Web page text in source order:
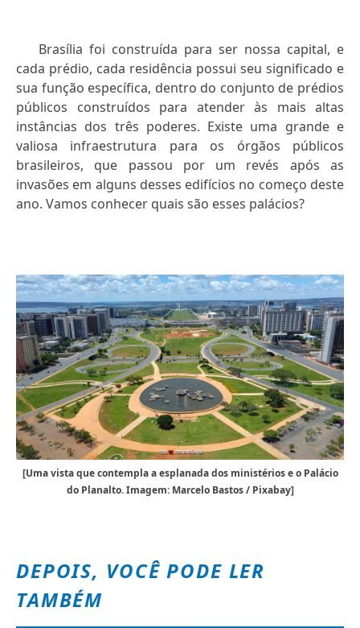
Brasília foi construída para ser nossa capital, e
cada prédio, cada residência possui seu significado e
sua função específica, dentro do conjunto de prédios
públicos construídos para atender às mais altas
instâncias dos três poderes. Existe uma grande e
valiosa infraestrutura para os órgãos públicos
brasileiros, que passou por um revés após as
invasões em alguns desses edifícios no começo deste
ano. Vamos conhecer quais são esses palácios?
[Uma vista que contempla a esplanada dos ministérios e o Palácio
do Planalto. Imagem: Marcelo Bastos / Pixabay]
DEPOIS, VOCÊ PODE LER
TAMBÉM